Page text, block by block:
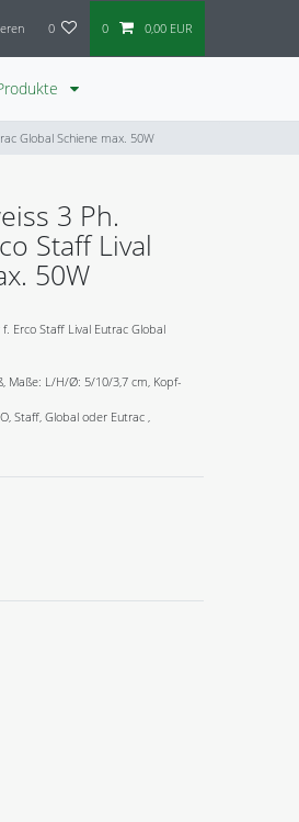
0 0 0,00 EUR
Global Schiene max. 50W
3 Ph.
Staff Lival
50W
Erco Staff Lival Eutrac Global
Maße: L/H/Ø: 5/10/3,7 cm, Kopf-
Staff, Global oder Eutrac ,